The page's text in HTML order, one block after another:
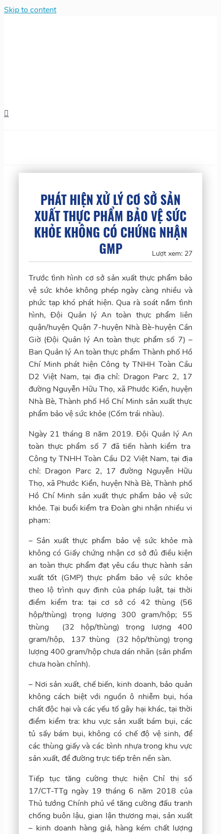
Skip to content
PHÁT HIỆN XỬ LÝ CƠ SỞ SẢN
XUẤT THỰC PHẨM BẢO VỆ SỨC
KHỎE KHÔNG CÓ CHỨNG NHẬN
GMP
Lượt xem: 27
Trước tình hình cơ sở sản xuất thực phẩm bảo
vệ sức khỏe không phép ngày càng nhiều và
phức tạp khó phát hiện. Qua rà soát nắm tình
hình, Đội Quản lý An toàn thực phẩm liên
quận/huyện Quận 7-huyện Nhà Bè-huyện Cần
Giờ (Đội Quản lý An toàn thực phẩm số 7) –
Ban Quản lý An toàn thực phẩm Thành phố Hồ
Chí Minh phát hiện Công ty TNHH Toàn Cầu
D2 Việt Nam, tại địa chỉ: Dragon Parc 2, 17
đường Nguyễn Hữu Thọ, xã Phước Kiển, huyện
Nhà Bè, Thành phố Hồ Chí Minh sản xuất thực
phẩm bảo vệ sức khỏe (Cốm trái nhàu).
Ngày 21 tháng 8 năm 2019. Đội Quản lý An
toàn thực phẩm số 7 đã tiến hành kiểm tra
Công ty TNHH Toàn Cầu D2 Việt Nam, tại địa
chỉ: Dragon Parc 2, 17 đường Nguyễn Hữu
Thọ, xã Phước Kiển, huyện Nhà Bè, Thành phố
Hồ Chí Minh sản xuất thực phẩm bảo vệ sức
khỏe. Tại buổi kiểm tra Đoàn ghi nhận nhiều vi
phạm:
– Sản xuất thực phẩm bảo vệ sức khỏe mà
không có Giấy chứng nhận cơ sở đủ điều kiện
an toàn thực phẩm đạt yêu cầu thực hành sản
xuất tốt (GMP) thực phẩm bảo vệ sức khỏe
theo lộ trình quy định của pháp luật, tại thời
điểm kiểm tra: tại cơ sở có 42 thùng (56
hộp/thùng) trọng lượng 300 gram/hộp; 55
thùng (32 hộp/thùng) trọng lượng 400
gram/hộp, 137 thùng (32 hộp/thùng) trọng
lượng 400 gram/hộp chưa dán nhãn (sản phẩm
chưa hoàn chỉnh).
– Nơi sản xuất, chế biến, kinh doanh, bảo quản
không cách biệt với nguồn ô nhiễm bụi, hóa
chất độc hại và các yếu tố gây hại khác, tại thời
điểm kiểm tra: khu vực sản xuất bám bụi, các
tủ sấy bám bụi, không có chế độ vệ sinh, để
các thùng giấy và các bình nhựa trong khu vực
sản xuất, để đường trực tiếp trên nền sàn.
Tiếp tục tăng cường thực hiện Chỉ thị số
17/CT-TTg ngày 19 tháng 6 năm 2018 của
Thủ tướng Chính phủ về tăng cường đấu tranh
chống buôn lậu, gian lận thương mại, sản xuất
– kinh doanh hàng giả, hàng kém chất lượng